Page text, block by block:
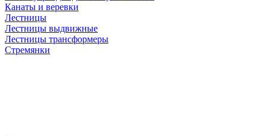
Канаты и веревки
Лестницы
Лестницы выдвижные
Лестницы трансформеры
Стремянки